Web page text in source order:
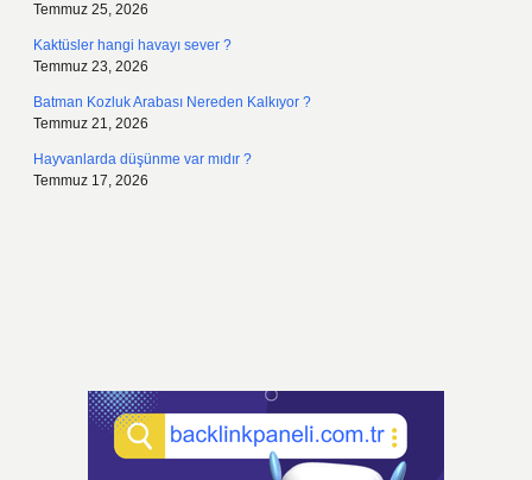
Temmuz 25, 2026
Kaktüsler hangi havayı sever ?
Temmuz 23, 2026
Batman Kozluk Arabası Nereden Kalkıyor ?
Temmuz 21, 2026
Hayvanlarda düşünme var mıdır ?
Temmuz 17, 2026